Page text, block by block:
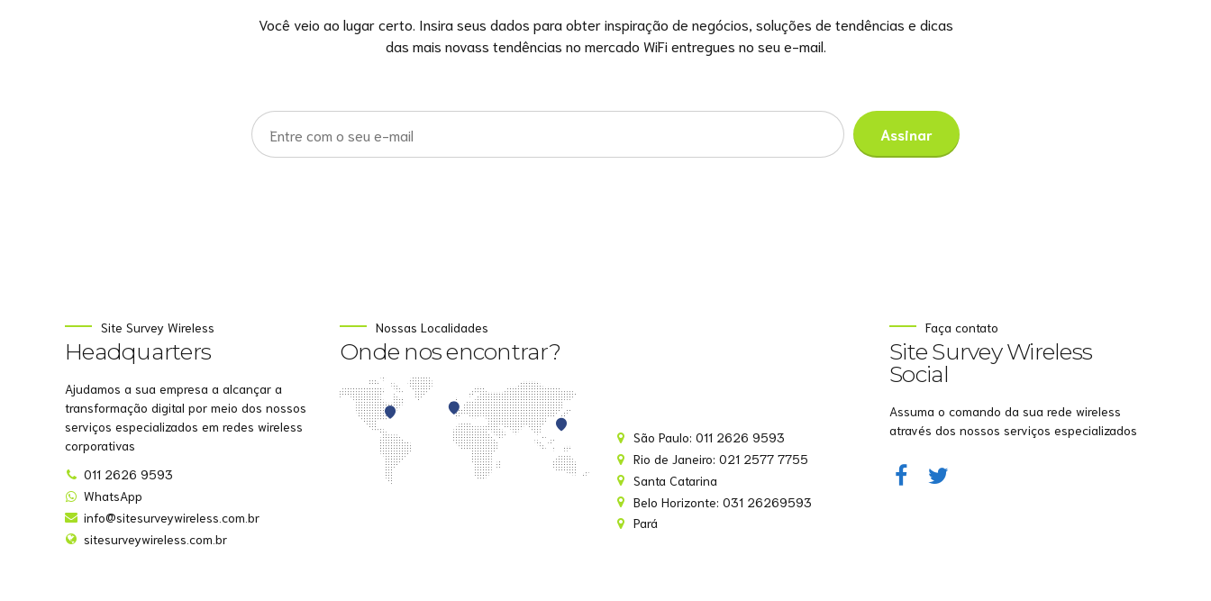
Você veio ao lugar certo. Insira seus dados para obter inspiração de negócios, soluções de tendências e dicas
das mais novass tendências no mercado WiFi entregues no seu e-mail.
Site Survey Wireless
Headquarters
Ajudamos a sua empresa a alcançar a
transformação digital por meio dos nossos
serviços especializados em redes wireless
corporativas
011 2626 9593
WhatsApp
info@sitesurveywireless.com.br
sitesurveywireless.com.br
Nossas Localidades
Onde nos encontrar?
São Paulo: 011 2626 9593
Rio de Janeiro: 021 2577 7755
Santa Catarina
Belo Horizonte: 031 26269593
Pará
Faça contato
Site Survey Wireless
Social
Assuma o comando da sua rede wireless
através dos nossos serviços especializados
NOME